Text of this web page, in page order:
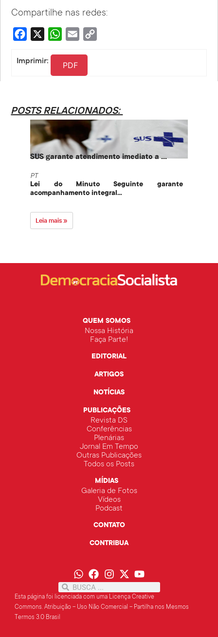
Compartilhe nas redes:
Facebook WhatsApp
Email
Imprimir: PDF
POSTS RELACIONADOS:
SUS garante atendimento imediato a ...
PT
Lei do Minuto Seguinte garante
acompanhamento integral...
Leia mais »
QUEM SOMOS
Nossa História
Faça Parte!
EDITORIAL
ARTIGOS
NOTÍCIAS
PUBLICAÇÕES
Revista DS
Conferências
Plenárias
Jornal Em Tempo
Outras Publicações
Todos os Posts
MÍDIAS
Galeria de Fotos
Vídeos
Podcast
CONTATO
CONTRIBUA
Esta página foi licenciada com uma Licença Creative
Commons. Atribuição – Uso Não Comercial – Partilha nos Mesmos
Termos 3.0 Brasil